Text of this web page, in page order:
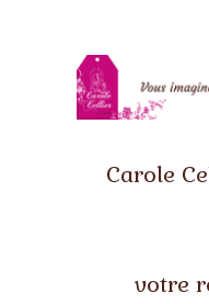
Carole
votre